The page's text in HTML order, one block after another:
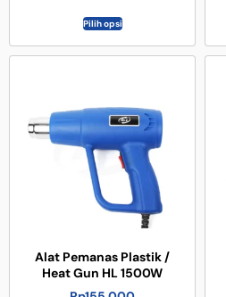
Pilih opsi
Alat Pemanas Plastik /
Heat Gun HL 1500W